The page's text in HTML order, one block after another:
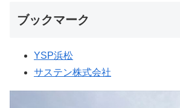
ブックマーク
YSP浜松
サステン株式会社